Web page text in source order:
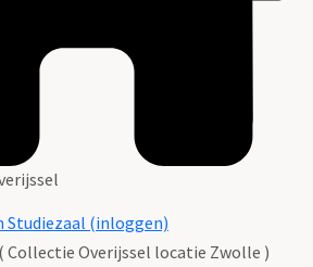
Studiezaal (inloggen)
Collectie Overijssel locatie Zwolle )